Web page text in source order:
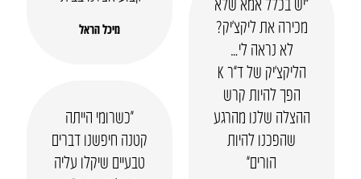
מיכל הראל
מכירה את ליקצ’יק?
לא נראה לי…
הליקצ’יק של ד”ר K
הפך להיות קרש
ההצלה שלנו מהרגע
שהפכנו להיות
הורים”
“כשרומי הייתה
קטנה חיפשנו דברים
טבעיים שיקלו עליה